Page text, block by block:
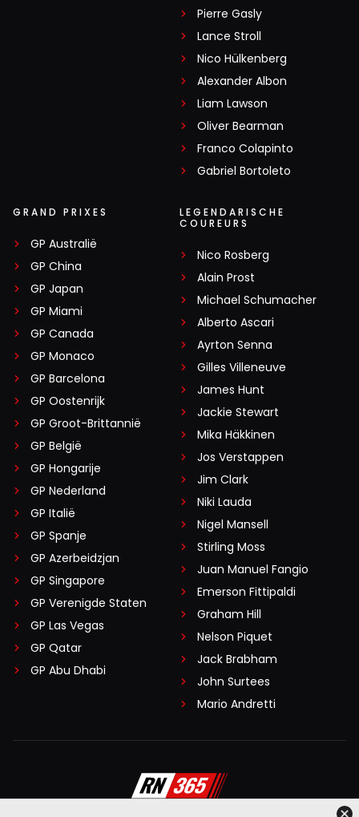
Pierre Gasly
Lance Stroll
Nico Hülkenberg
Alexander Albon
Liam Lawson
Oliver Bearman
Franco Colapinto
Gabriel Bortoleto
GRAND PRIXES
GP Australië
GP China
GP Japan
GP Miami
GP Canada
GP Monaco
GP Barcelona
GP Oostenrijk
GP Groot-Brittannië
GP België
GP Hongarije
GP Nederland
GP Italië
GP Spanje
GP Azerbeidzjan
GP Singapore
GP Verenigde Staten
GP Las Vegas
GP Qatar
GP Abu Dhabi
LEGENDARISCHE
COUREURS
Nico Rosberg
Alain Prost
Michael Schumacher
Alberto Ascari
Ayrton Senna
Gilles Villeneuve
James Hunt
Jackie Stewart
Mika Häkkinen
Jos Verstappen
Jim Clark
Niki Lauda
Nigel Mansell
Stirling Moss
Juan Manuel Fangio
Emerson Fittipaldi
Graham Hill
Nelson Piquet
Jack Brabham
John Surtees
Mario Andretti